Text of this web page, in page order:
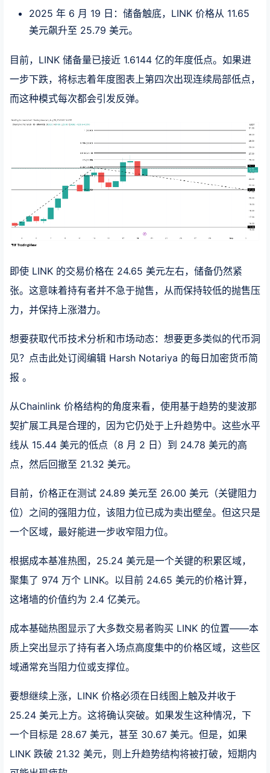
2025 年 6 月 19 日：储备触底，LINK 价格从 11.65
美元飙升至 25.79 美元。
目前，LINK 储备量已接近 1.6144 亿的年度低点。如果进
一步下跌，将标志着年度图表上第四次出现连续局部低点，
而这种模式每次都会引发反弹。
即使 LINK 的交易价格在 24.65 美元左右，储备仍然紧
张。这意味着持有者并不急于抛售，从而保持较低的抛售压
力，并保持上涨潜力。
想要获取代币技术分析和市场动态：想要更多类似的代币洞
见？点击此处订阅编辑 Harsh Notariya 的每日加密货币简
报 。
从Chainlink 价格结构的角度来看，使用基于趋势的斐波那
契扩展工具是合理的，因为它仍处于上升趋势中。这些水平
线从 15.44 美元的低点（8 月 2 日）到 24.78 美元的高
点，然后回撤至 21.32 美元。
目前，价格正在测试 24.89 美元至 26.00 美元（关键阻力
位）之间的强阻力位，该阻力位已成为卖出壁垒。但这只是
一个区域，最好能进一步收窄阻力位。
根据成本基准热图，25.24 美元是一个关键的积累区域，
聚集了 974 万个 LINK。以目前 24.65 美元的价格计算，
这堵墙的价值约为 2.4 亿美元。
成本基础热图显示了大多数交易者购买 LINK 的位置——本
质上突出显示了持有者入场点高度集中的价格区域，这些区
域通常充当阻力位或支撑位。
要想继续上涨，LINK 价格必须在日线图上触及并收于
25.24 美元上方。这将确认突破。如果发生这种情况，下
一个目标是 28.67 美元，甚至 30.67 美元。但是，如果
LINK 跌破 21.32 美元，则上升趋势结构将被打破，短期内